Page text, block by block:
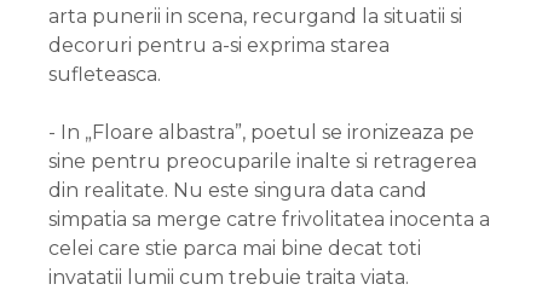
arta punerii in scena, recurgand la situatii si
decoruri pentru a-si exprima starea
sufleteasca.
- In „Floare albastra”, poetul se ironizeaza pe
sine pentru preocuparile inalte si retragerea
din realitate. Nu este singura data cand
simpatia sa merge catre frivolitatea inocenta a
celei care stie parca mai bine decat toti
invatatii lumii cum trebuie traita viata.